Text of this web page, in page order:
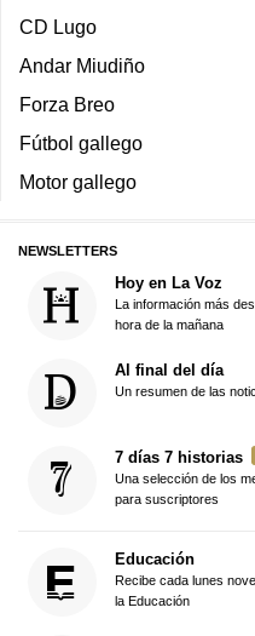
CD Lugo
Andar Miudiño
Forza Breo
Fútbol gallego
Motor gallego
NEWSLETTERS
Hoy en La Voz
La información más
hora de la mañana
Al final del día
Un resumen de las
7 días 7 historias
Una selección de los
para suscriptores
Educación
Recibe cada lunes
la Educación